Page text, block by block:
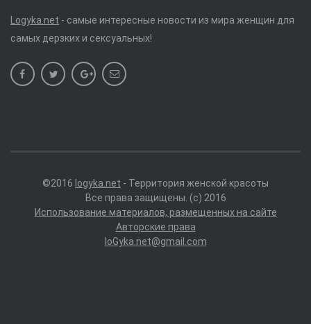
Logyka.net - самые интересные новости из мира женщин для
самых дерзких и сексуальных!
©2016 logyka.net - Территория женской красоты
Все права защищены. (c) 2016
Использование материалов, размещенных на сайте
Авторские права
loGyka.net@gmail.com